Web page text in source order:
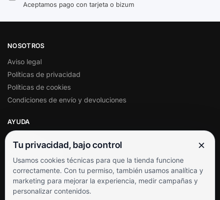
Aceptamos pago con tarjeta o bizum
NOSOTROS
Aviso legal
Políticas de privacidad
Políticas de cookies
Condiciones de envío y devoluciones
AYUDA
Soporte al cliente
Contacto
Términos y condiciones
Preguntas frecuentes
Tu privacidad, bajo control ×
Usamos cookies técnicas para que la tienda funcione
correctamente. Con tu permiso, también usamos analítica y
marketing para mejorar la experiencia, medir campañas y
personalizar contenidos.